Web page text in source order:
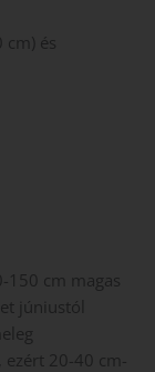
és
150 cm magas
júniustól
ezért 20-40 cm-